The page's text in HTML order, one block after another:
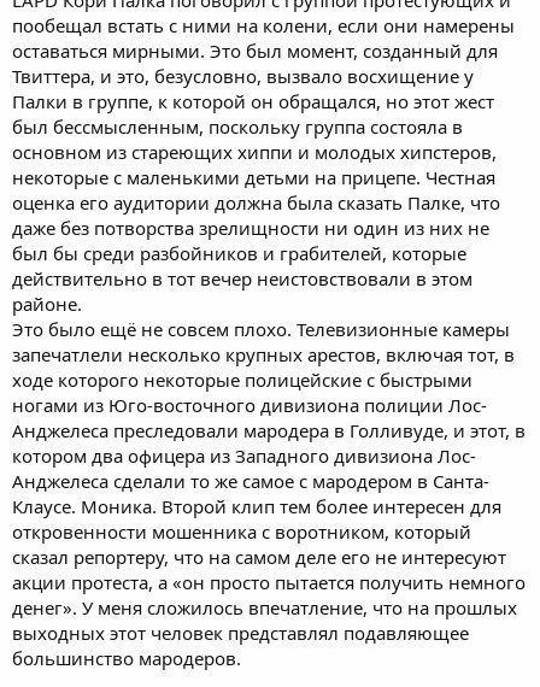
пообещал встать с ними на колени, если они намерены
оставаться мирными. Это был момент, созданный для
Твиттера, и это, безусловно, вызвало восхищение у
Палки в группе, к которой он обращался, но этот жест
был бессмысленным, поскольку группа состояла в
основном из стареющих хиппи и молодых хипстеров,
некоторые с маленькими детьми на прицепе. Честная
оценка его аудитории должна была сказать Палке, что
даже без потворства зрелищности ни один из них не
был бы среди разбойников и грабителей, которые
действительно в тот вечер неистовствовали в этом
районе.
Это было ещё не совсем плохо. Телевизионные камеры
запечатлели несколько крупных арестов, включая тот, в
ходе которого некоторые полицейские с быстрыми
ногами из Юго-восточного дивизиона полиции Лос-
Анджелеса преследовали мародера в Голливуде, и этот, в
котором два офицера из Западного дивизиона Лос-
Анджелеса сделали то же самое с мародером в Санта-
Клаусе. Моника. Второй клип тем более интересен для
откровенности мошенника с воротником, который
сказал репортеру, что на самом деле его не интересуют
акции протеста, а «он просто пытается получить немного
денег». У меня сложилось впечатление, что на прошлых
выходных этот человек представлял подавляющее
большинство мародеров.